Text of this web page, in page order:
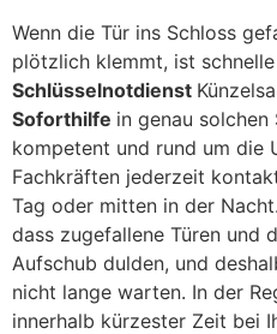
Wenn die Tür ins Schloss
plötzlich klemmt, ist
Schlüsselnotdienst
Soforthilfe in genau solchen
kompetent und rund um die
Fachkräften jederzeit
Tag oder mitten in der
dass zugefallene Türen und
Aufschub dulden, und
nicht lange warten. In der
innerhalb kürzester Zeit bei